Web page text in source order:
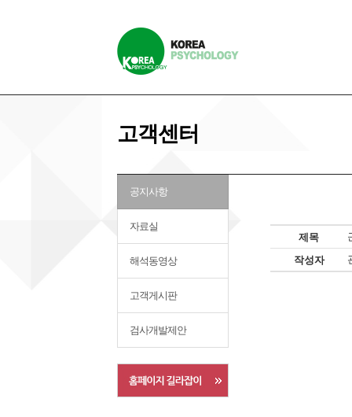
고객센터
공지사항
자료실
해석동영상
고객게시판
검사개발제안
제목
작성자